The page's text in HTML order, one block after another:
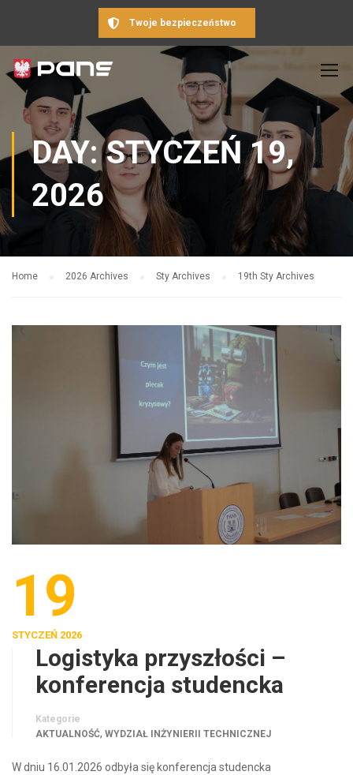
Twoje bezpieczeństwo
DAY: STYCZEŃ 19,
2026
Home 2026 Archives Sty Archives 19th Sty Archives
19
STYCZEŃ 2026
Logistyka przyszłości –
konferencja studencka
Kategorie
AKTUALNOŚĆ, WYDZIAŁ INŻYNIERII TECHNICZNEJ
W dniu 16.01.2026 odbyła się konferencja studencka